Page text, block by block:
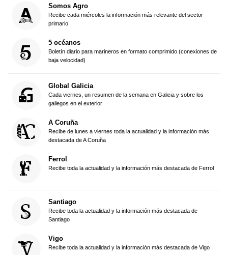
Somos Agro
Recibe cada miércoles la información más relevante del sector
primario
5 océanos
Boletín diario para marineros en formato comprimido (conexiones de
baja velocidad)
Global Galicia
Cada viernes, un resumen de la semana en Galicia y sobre los
gallegos en el exterior
A Coruña
Recibe de lunes a viernes toda la actualidad y la información más
destacada de A Coruña
Ferrol
Recibe toda la actualidad y la información más destacada de Ferrol
Santiago
Recibe toda la actualidad y la información más destacada de
Santiago
Vigo
Recibe toda la actualidad y la información más destacada de Vigo